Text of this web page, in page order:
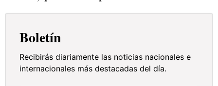
Boletín
Recibirás diariamente las noticias nacionales e
internacionales más destacadas del día.